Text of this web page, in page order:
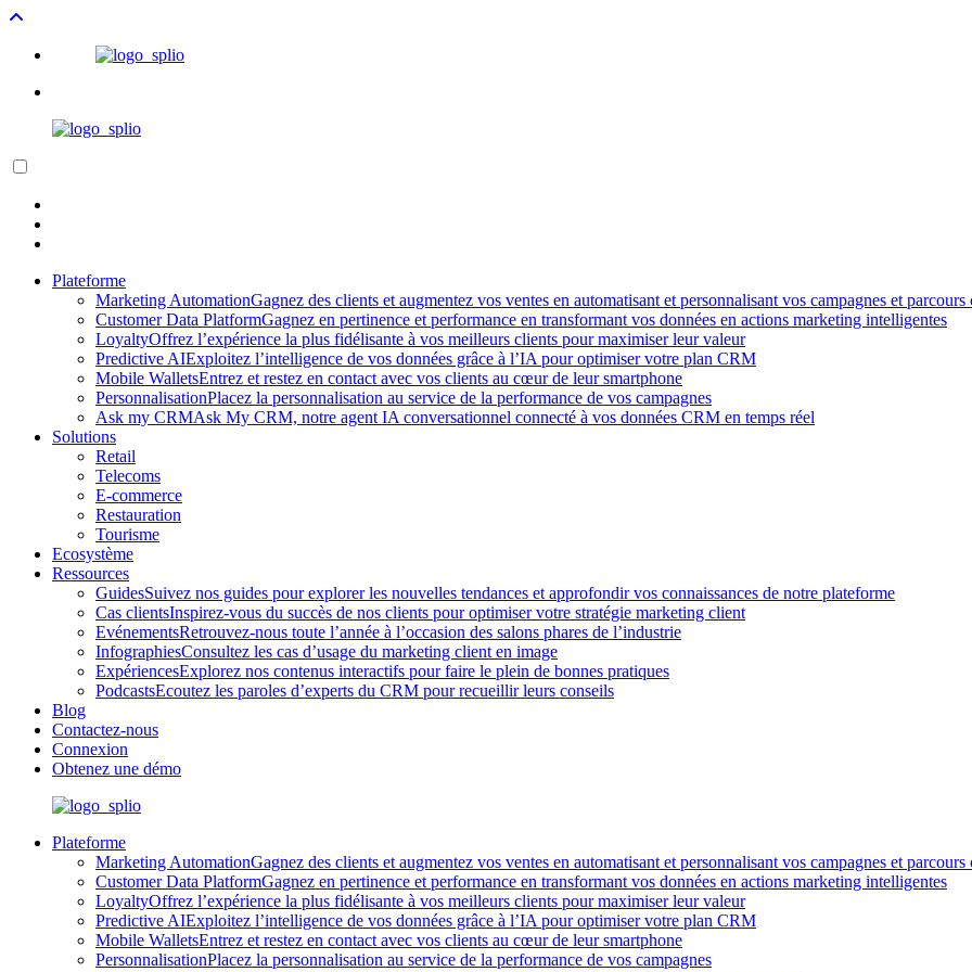
Plateforme
Marketing AutomationGagnez des clients et augmentez vos ventes en automatisant et personnalisant vos campagnes et parcours
Customer Data PlatformGagnez en pertinence et performance en transformant vos données en actions marketing intelligentes
LoyaltyOffrez l’expérience la plus fidélisante à vos meilleurs clients pour maximiser leur valeur
Predictive AIExploitez l’intelligence de vos données grâce à l’IA pour optimiser votre plan CRM
Mobile WalletsEntrez et restez en contact avec vos clients au cœur de leur smartphone
PersonnalisationPlacez la personnalisation au service de la performance de vos campagnes
Ask my CRMAsk My CRM, notre agent IA conversationnel connecté à vos données CRM en temps réel
Solutions
Retail
Telecoms
E-commerce
Restauration
Tourisme
Ecosystème
Ressources
GuidesSuivez nos guides pour explorer les nouvelles tendances et approfondir vos connaissances de notre plateforme
Cas clientsInspirez-vous du succès de nos clients pour optimiser votre stratégie marketing client
EvénementsRetrouvez-nous toute l’année à l’occasion des salons phares de l’industrie
InfographiesConsultez les cas d’usage du marketing client en image
ExpériencesExplorez nos contenus interactifs pour faire le plein de bonnes pratiques
PodcastsEcoutez les paroles d’experts du CRM pour recueillir leurs conseils
Blog
Contactez-nous
Connexion
Obtenez une démo
Plateforme
Marketing AutomationGagnez des clients et augmentez vos ventes en automatisant et personnalisant vos campagnes et parcours
Customer Data PlatformGagnez en pertinence et performance en transformant vos données en actions marketing intelligentes
LoyaltyOffrez l’expérience la plus fidélisante à vos meilleurs clients pour maximiser leur valeur
Predictive AIExploitez l’intelligence de vos données grâce à l’IA pour optimiser votre plan CRM
Mobile WalletsEntrez et restez en contact avec vos clients au cœur de leur smartphone
PersonnalisationPlacez la personnalisation au service de la performance de vos campagnes